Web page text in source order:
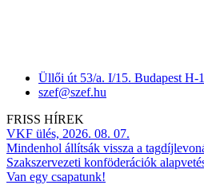
Üllői út 53/a. I/15. Budapest H-
szef@szef.hu
FRISS HÍREK
VKF ülés, 2026. 08. 07.
Mindenhol állítsák vissza a
Szakszervezeti konföderációk
Van egy csapatunk!